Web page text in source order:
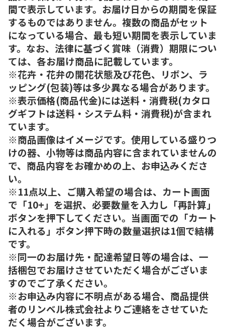
間で表示しています。お届け日からの期間を保証
するものではありません。複数の商品がセット
になっている場合、最も短い期間を表示していま
す。なお、法律に基づく賞味（消費）期限につい
ては、各お届け商品に記載しています。
※花卉・花弁の開花状態及び花色、リボン、ラ
ッピング(包装)等は多少異なる場合があります。
※表示価格(商品代金)には送料・消費税(カタロ
グギフトは送料・システム料・消費税)が含まれ
ています。
※商品画像はイメージです。使用している盛りつ
けの器、小物等は商品内容に含まれていませんの
で、商品内容をお確かめの上、お申込みくださ
い。
※11点以上、ご購入希望の場合は、カート画面
で「10+」を選択、必要数量を入力し「再計算」
ボタンを押下してください。当画面での「カート
に入れる」ボタン押下時の数量選択は1個で結構
です。
※同一のお届け先・配達希望日等の場合は、一
括梱包でお届けさせていただく場合がございま
すのでご了承ください。
※お申込み内容に不明点がある場合、商品提供
者のリンベル株式会社よりご連絡をさせていた
だく場合がございます。